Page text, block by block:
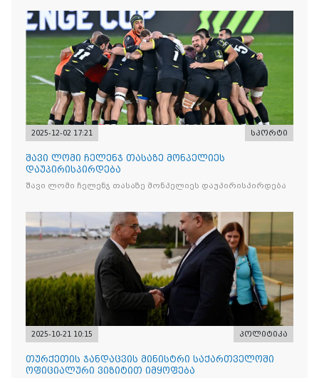
2025-12-02 17:21 სპორტი
შავი ლომი ჩელენჯ თასაზე მონპელიეს
დაუპირისპირდება
შავი ლომი ჩელენჯ თასაზე მონპელიეს დაუპირისპირდება
2025-10-21 10:15 პოლიტიკა
თურქეთის ჯანდაცვის მინისტრი საქართველოში
ოფიციალური ვიზიტით იმყოფება